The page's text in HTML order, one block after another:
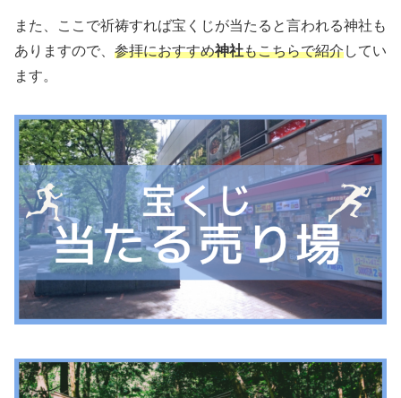
また、ここで祈祷すれば宝くじが当たると言われる神社も
ありますので、 参拝におすすめ神社もこちらで紹介してい
ます。